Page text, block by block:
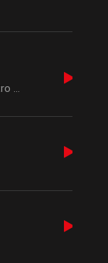
Eri es una joven de cuatro años que el día que celebra su cumpleaños recibe el peor regalo posible.